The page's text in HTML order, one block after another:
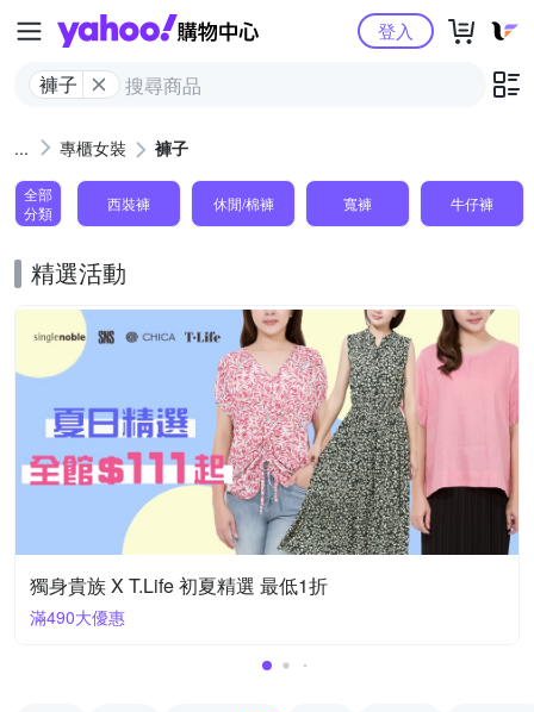
Yahoo購物中心
褲子
登入
專櫃女裝 褲子
全部
分類
西裝褲 休閒/棉褲 寬褲 牛仔褲
精選活動
獨身貴族 X T.Life 初夏精選 最低1折
滿490大優惠